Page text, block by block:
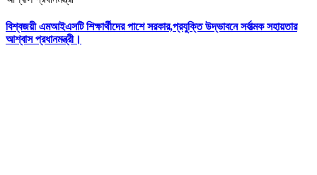
বিশ্বজয়ী এমআইএসটি শিক্ষার্থীদের পাশে সরকার,প্রযুক্তি উদ্ভাবনে সর্বাত্মক সহায়তার
আশ্বাস প্রধানমন্ত্রী।